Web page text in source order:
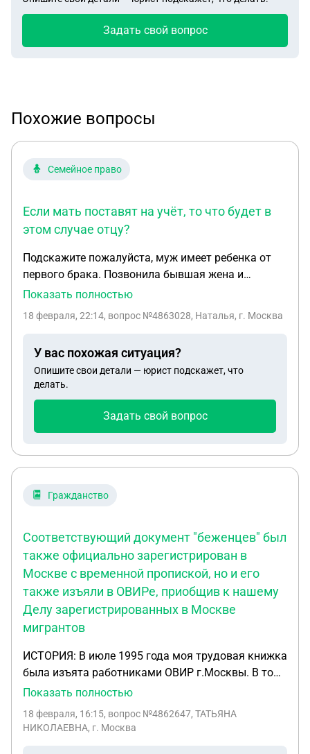
Задать свой вопрос
Похожие вопросы
Семейное право
Если мать поставят на учёт, то что будет в
этом случае отцу?
Подскажите пожалуйста, муж имеет ребенка от
первого брака. Позвонила бывшая жена и
сказала что сын плохо учится и ее вызывают на
отцом, даже везде его заблокировал. Если мать
отцу?
Показать полностью
18 февраля, 22:14, вопрос №4863028, Наталья, г. Москва
У вас похожая ситуация?
Опишите свои детали — юрист подскажет, что
делать.
Задать свой вопрос
Гражданство
Соответствующий документ "беженцев" был
также официально зарегистрирован в
Москве с временной пропиской, но и его
также изъяли в ОВИРе, приобщив к нашему
Делу зарегистрированных в Москве
мигрантов
ИСТОРИЯ: В июле 1995 года моя трудовая книжка
была изъята работниками ОВИР г.Москвы. В то
время эта организация находилась по адресу
когда нам (мне и моему мужу) в кабинете на 2
Показать полностью
18 февраля, 16:15, вопрос №4862647, ТАТЬЯНА
НИКОЛАЕВНА, г. Москва